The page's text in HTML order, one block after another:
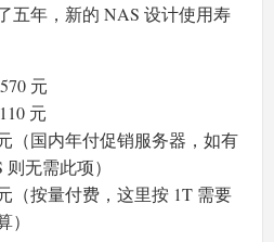
五年，新的 NAS 设计使用寿
元
元
（国内年付促销服务器，如有
无需此项）
（按量付费，这里按 1T 需要